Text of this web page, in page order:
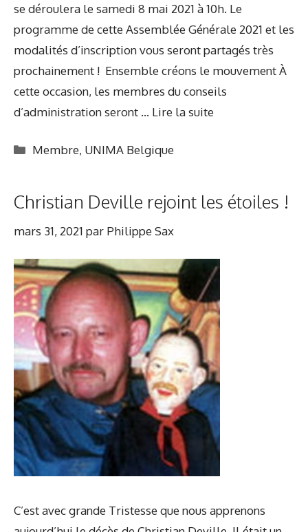
se déroulera le samedi 8 mai 2021 à 10h. Le
programme de cette Assemblée Générale 2021 et les
modalités d’inscription vous seront partagés très
prochainement ! Ensemble créons le mouvement À
cette occasion, les membres du conseils
d’administration seront … Lire la suite
Catégories
Membre, UNIMA Belgique
Christian Deville rejoint les étoiles !
mars 31, 2021 par Philippe Sax
C’est avec grande Tristesse que nous apprenons